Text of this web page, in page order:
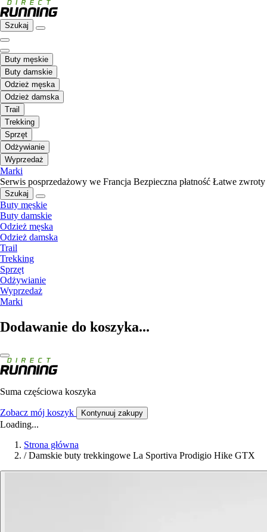
Szukaj
Buty męskie
Buty damskie
Odzież męska
Odzież damska
Trail
Trekking
Sprzęt
Odżywianie
Wyprzedaż
Marki
Serwis posprzedażowy we Francja Bezpieczna płatność Łatwe zwroty
Szukaj
Buty męskie
Buty damskie
Odzież męska
Odzież damska
Trail
Trekking
Sprzęt
Odżywianie
Wyprzedaż
Marki
Dodawanie do koszyka...
Suma częściowa koszyka
Zobacz mój koszyk Kontynuuj zakupy
Loading...
Strona główna
/ Damskie buty trekkingowe La Sportiva Prodigio Hike GTX